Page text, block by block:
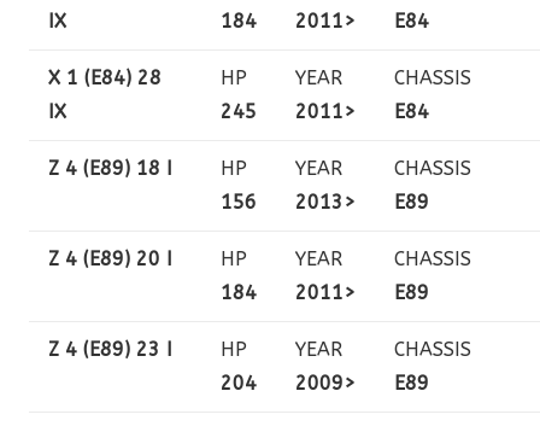
IX
184
2011>
E84
X 1 (E84) 28
IX
HP
245
YEAR
2011>
CHASSIS
E84
Z 4 (E89) 18 I
HP
156
YEAR
2013>
CHASSIS
E89
Z 4 (E89) 20 I
HP
184
YEAR
2011>
CHASSIS
E89
Z 4 (E89) 23 I
HP
204
YEAR
2009>
CHASSIS
E89